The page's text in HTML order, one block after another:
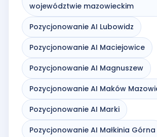
województwie mazowieckim
Pozycjonowanie AI Lubowidz
Pozycjonowanie AI Maciejowice
Pozycjonowanie AI Magnuszew
Pozycjonowanie AI Maków
Pozycjonowanie AI Marki
Pozycjonowanie AI Małkinia Górna